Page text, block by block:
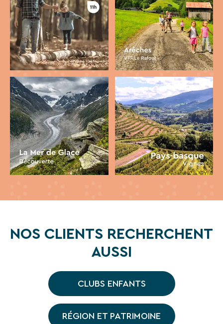
NOS CLIENTS RECHERCHENT
AUSSI
CLUBS ENFANTS
RÉGION ET PATRIMOINE